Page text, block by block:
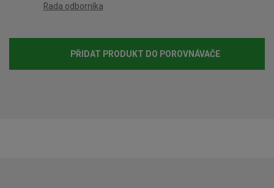
Rada odborníka
PŘIDAT PRODUKT DO POROVNÁVAČE
t